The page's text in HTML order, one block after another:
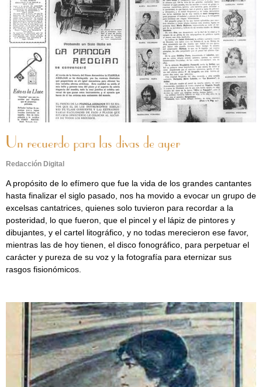
Un recuerdo para las divas de ayer
Redacción Digital
A propósito de lo efímero que fue la vida de los grandes cantantes
hasta finalizar el siglo pasado, nos ha movido a evocar un grupo de
excelsas cantatrices, quienes solo tuvieron para recordar a la
posteridad, lo que fueron, que el pincel y el lápiz de pintores y
dibujantes, y el cartel litográfico, y no todas merecieron ese favor,
mientras las de hoy tienen, el disco fonográfico, para perpetuar el
carácter y pureza de su voz y la fotografía para eternizar sus
rasgos fisionómicos.